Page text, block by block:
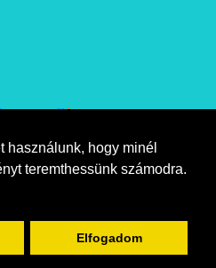
használunk, hogy minél
teremthessünk számodra.
Elfogadom
marketplace partner
All Rights Reserved